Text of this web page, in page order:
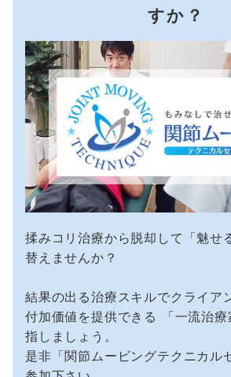
すか？
揉みコリ治療から脱却して「魅せ
替えませんか？
結果の出る治療スキルでクライア
付加価値を提供できる 「一流治療
指しましょう。
是非「関節ムービングテクニカル